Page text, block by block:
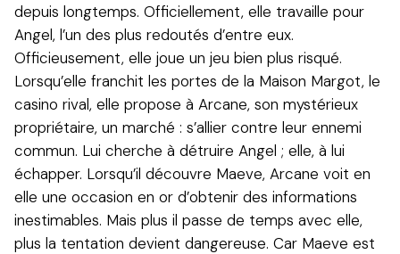
depuis longtemps. Officiellement, elle travaille pour
Angel, l’un des plus redoutés d’entre eux.
Officieusement, elle joue un jeu bien plus risqué.
Lorsqu’elle franchit les portes de la Maison Margot, le
casino rival, elle propose à Arcane, son mystérieux
propriétaire, un marché : s’allier contre leur ennemi
commun. Lui cherche à détruire Angel ; elle, à lui
échapper. Lorsqu’il découvre Maeve, Arcane voit en
elle une occasion en or d’obtenir des informations
inestimables. Mais plus il passe de temps avec elle,
plus la tentation devient dangereuse. Car Maeve est